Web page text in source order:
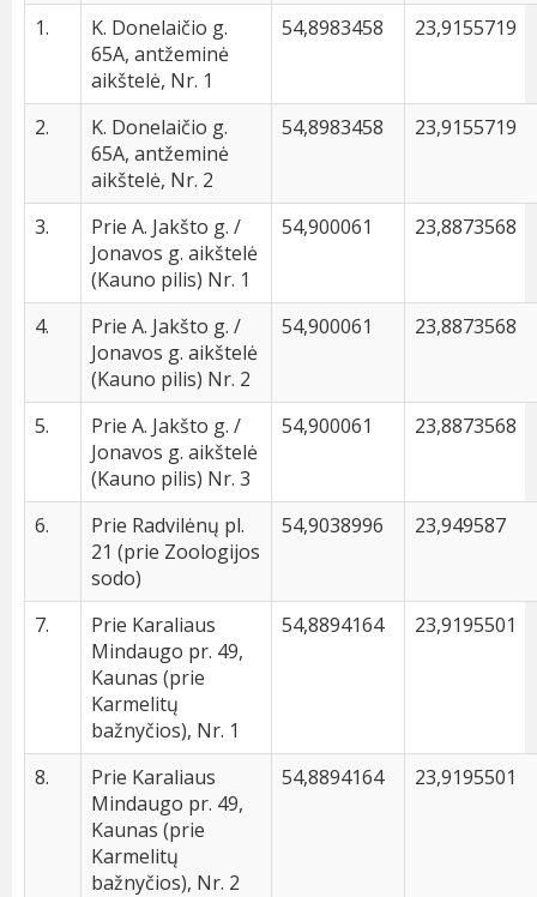
1.
K. Donelaičio g.
65A, antžeminė
aikštelė, Nr. 1
54,8983458 23,9155719
2.
K. Donelaičio g.
65A, antžeminė
aikštelė, Nr. 2
54,8983458 23,9155719
3.
Prie A. Jakšto g. /
Jonavos g. aikštelė
(Kauno pilis) Nr. 1
54,900061 23,8873568
4.
Prie A. Jakšto g. /
Jonavos g. aikštelė
(Kauno pilis) Nr. 2
54,900061 23,8873568
5.
Prie A. Jakšto g. /
Jonavos g. aikštelė
(Kauno pilis) Nr. 3
54,900061 23,8873568
6.
Prie Radvilėnų pl.
21 (prie Zoologijos
sodo)
54,9038996 23,949587
7.
Prie Karaliaus
Mindaugo pr. 49,
Kaunas (prie
Karmelitų
bažnyčios), Nr. 1
54,8894164 23,9195501
8.
Prie Karaliaus
Mindaugo pr. 49,
Kaunas (prie
Karmelitų
bažnyčios), Nr. 2
54,8894164 23,9195501